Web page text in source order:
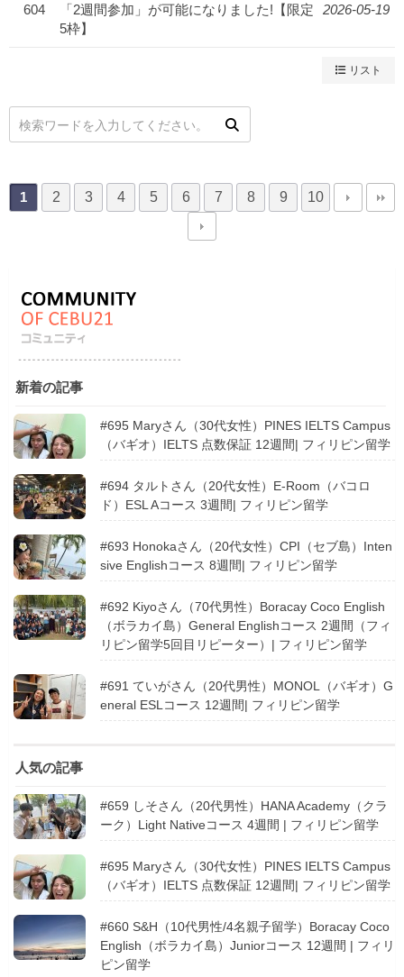
604
「2週間参加」が可能になりました!【限定
5枠】
2026-05-19
リスト
1 2 3 4 5 6 7 8 9 10
新着の記事
#695 Maryさん（30代女性）PINES IELTS Campus
（バギオ）IELTS 点数保証 12週間| フィリピン留学
#694 タルトさん（20代女性）E-Room（バコロ
ド）ESL Aコース 3週間| フィリピン留学
#693 Honokaさん（20代女性）CPI（セブ島）Inten
sive Englishコース 8週間| フィリピン留学
#692 Kiyoさん（70代男性）Boracay Coco English
（ボラカイ島）General Englishコース 2週間（フィ
リピン留学5回目リピーター）| フィリピン留学
#691 ていがさん（20代男性）MONOL（バギオ）G
eneral ESLコース 12週間| フィリピン留学
人気の記事
#659 しそさん（20代男性）HANA Academy（クラ
ーク）Light Nativeコース 4週間 | フィリピン留学
#695 Maryさん（30代女性）PINES IELTS Campus
（バギオ）IELTS 点数保証 12週間| フィリピン留学
#660 S&H（10代男性/4名親子留学）Boracay Coco
English（ボラカイ島）Juniorコース 12週間 | フィリ
ピン留学